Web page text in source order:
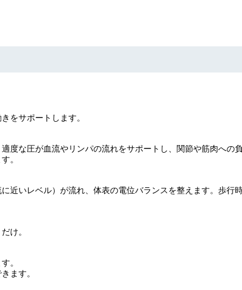
をサポートします。
度な圧が血流やリンパの流れをサポートし、関節や筋肉への
。
近いレベル）が流れ、体表の電位バランスを整えます。歩行
け。
。
ます。